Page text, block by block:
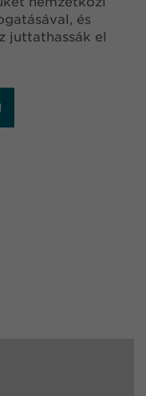
és
juttathassák el